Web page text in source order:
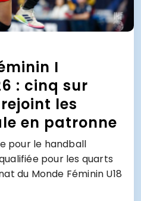
I
: cinq sur
les
en patronne
pour le handball
pour les quarts
du Monde Féminin U18